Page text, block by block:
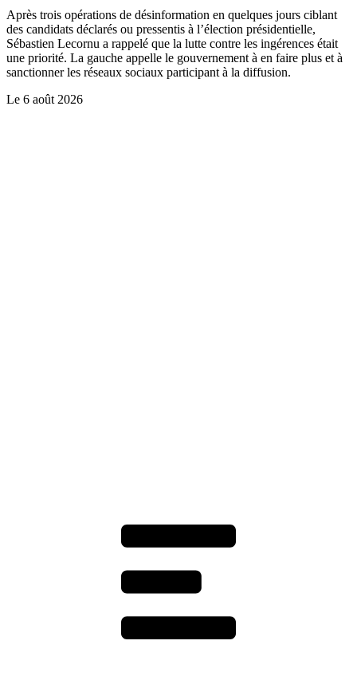
Après trois opérations de désinformation en quelques jours ciblant
des candidats déclarés ou pressentis à l’élection présidentielle,
Sébastien Lecornu a rappelé que la lutte contre les ingérences était
une priorité. La gauche appelle le gouvernement à en faire plus et à
sanctionner les réseaux sociaux participant à la diffusion.
Le 6 août 2026